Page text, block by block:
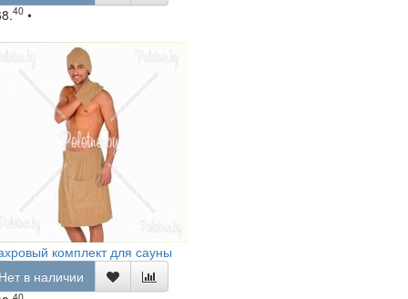
40 •
комплект для сауны
в наличии